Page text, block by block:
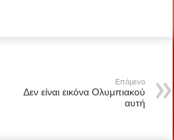
Επόμενο
Δεν είναι εικόνα Ολυμπιακού
αυτή